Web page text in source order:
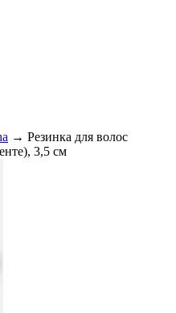
→ Резинка для волос
3,5 см